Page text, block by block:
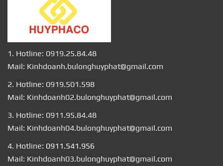
1. Hotline: 0919.25.84.48
Mail: Kinhdoanh.bulonghuyphat@gmail.com
2. Hotline: 0919.501.598
Mail: Kinhdoanh02.bulonghuyphat@gmail.com
3. Hotline: 0911.95.84.48
Mail: Kinhdoanh04.bulonghuyphat@gmail.com
4. Hotline: 0911.541.956
Mail: Kinhdoanh03.bulonghuyphat@gmail.com